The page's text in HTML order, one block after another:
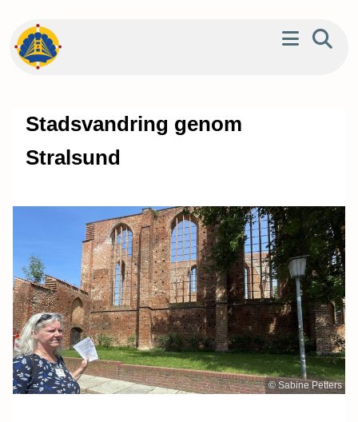
Stadsvandring genom
Stralsund
© Sabine Petters